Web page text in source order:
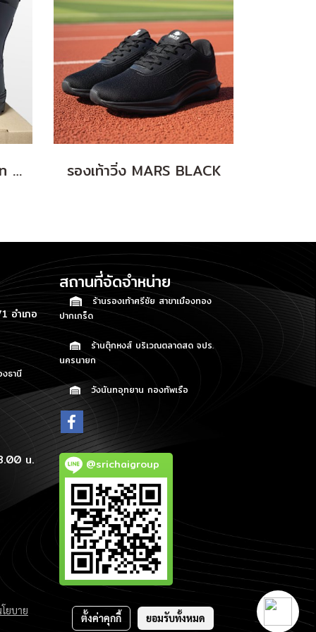
New Arrivals คอมแบท รุ่น USP5+ รองเท้าวิ่ง MARS BLACK
อำเภอ
ธานี
น.
สถานที่จัดจำหน่าย
ร้านรองเท้าศรีชัย สาขาเมืองทอง
ปากเกร็ด
ร้านตุ๊กหงส์ บริเวณตลาดสด จปร.
นครนายก
วังนันทอุทยาน กองทัพเรือ
@srichaigroup
ยบาย
ตั้งค่าคุกกี้ ยอมรับทั้งหมด